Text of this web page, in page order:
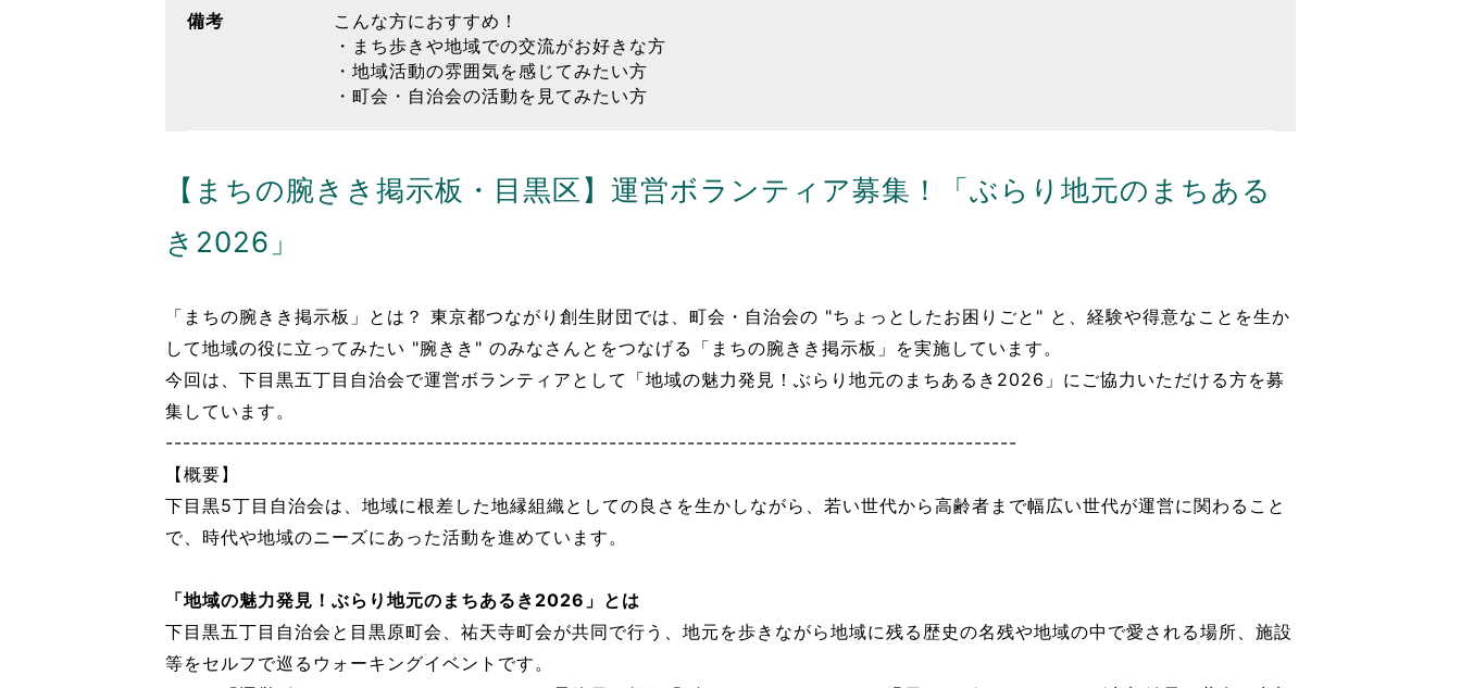
備考
こんな方におすすめ！
・まち歩きや地域での交流がお好きな方
・地域活動の雰囲気を感じてみたい方
・町会・自治会の活動を見てみたい方
【まちの腕きき掲示板・目黒区】運営ボランティア募集！「ぶらり地元のまちある
き2026」
「まちの腕きき掲示板」とは？ 東京都つながり創生財団では、町会・自治会の "ちょっとしたお困りごと" と、経験や得意なことを生か
して地域の役に立ってみたい "腕きき" のみなさんとをつなげる「まちの腕きき掲示板」を実施しています。
今回は、下目黒五丁目自治会で運営ボランティアとして「地域の魅力発見！ぶらり地元のまちあるき2026」にご協力いただける方を募
集しています。
--------------------------------------------------------------------------------------------------
【概要】
下目黒5丁目自治会は、地域に根差した地縁組織としての良さを生かしながら、若い世代から高齢者まで幅広い世代が運営に関わること
で、時代や地域のニーズにあった活動を進めています。
「地域の魅力発見！ぶらり地元のまちあるき2026」とは
下目黒五丁目自治会と目黒原町会、祐天寺町会が共同で行う、地元を歩きながら地域に残る歴史の名残や地域の中で愛される場所、施設
等をセルフで巡るウォーキングイベントです。